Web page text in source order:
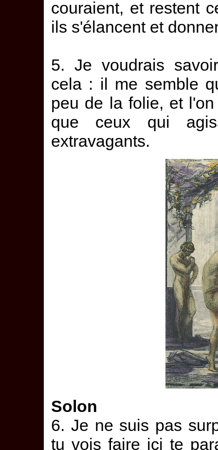
couraient, et restent
ils s'élancent et
5. Je voudrais
cela : il me semble
peu de la folie, et
que ceux qui
extravagants.
Solon
6. Je ne suis pas
tu vois faire ici te